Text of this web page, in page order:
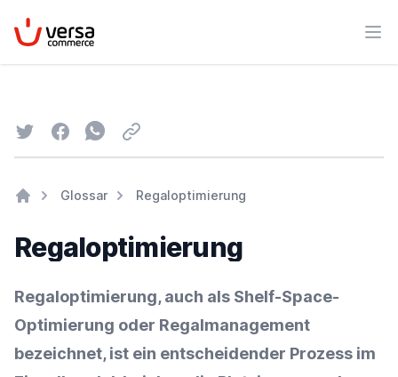
VersaCommerce
TwitterFacebookWhatsapp
Email
Glossar Regaloptimierung
Regaloptimierung
Regaloptimierung, auch als Shelf-Space-
Optimierung oder Regalmanagement
bezeichnet, ist ein entscheidender Prozess im